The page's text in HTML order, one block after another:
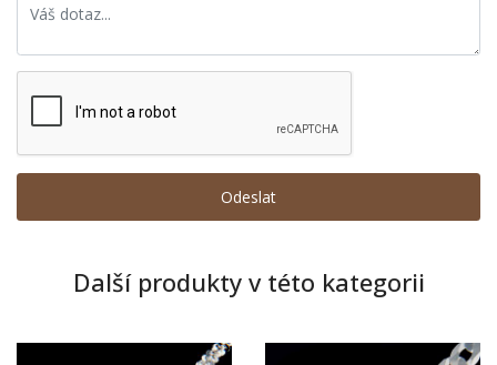
Další produkty v této kategorii